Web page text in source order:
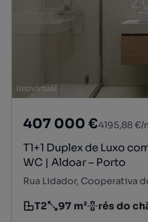
407 000 €4195,88 €/
T1+1 Duplex de Luxo
WC | Aldoar – Porto
Tipologia
T2
Preço por metro
97 m²
Andar rés do